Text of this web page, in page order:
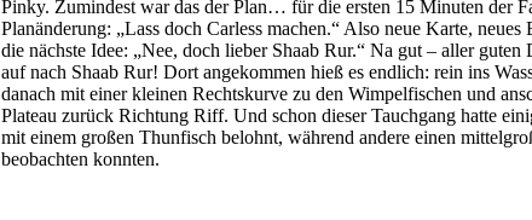
Pinky. Zumindest war das der Plan… für die ersten 15 Minuten der
Planänderung: „Lass doch Carless machen.“ Also neue Karte,
die nächste Idee: „Nee, doch lieber Shaab Rur.“ Na gut – aller
auf nach Shaab Rur! Dort angekommen hieß es endlich: rein ins
danach mit einer kleinen Rechtskurve zu den Wimpelfischen und
Plateau zurück Richtung Riff. Und schon dieser Tauchgang hatte
mit einem großen Thunfisch belohnt, während andere einen
beobachten konnten.